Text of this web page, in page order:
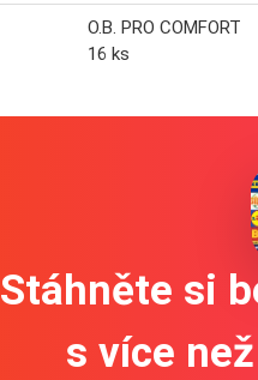
O.B. PRO COMFORT
16 ks
Stáhněte si
s více